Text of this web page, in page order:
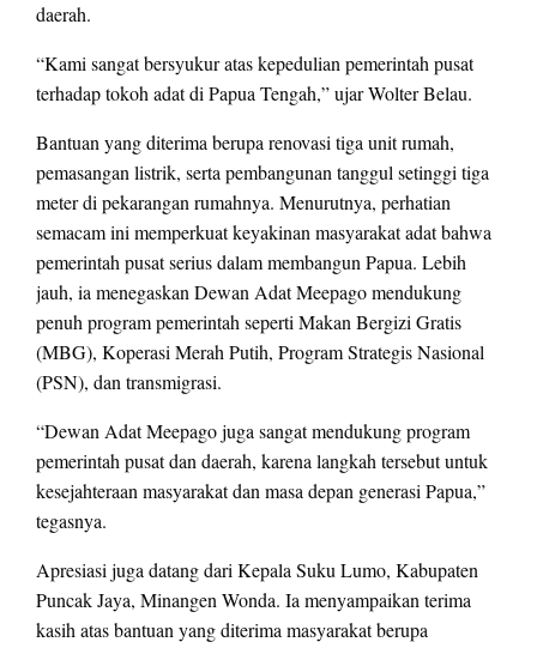
daerah.
“Kami sangat bersyukur atas kepedulian pemerintah pusat
terhadap tokoh adat di Papua Tengah,” ujar Wolter Belau.
Bantuan yang diterima berupa renovasi tiga unit rumah,
pemasangan listrik, serta pembangunan tanggul setinggi tiga
meter di pekarangan rumahnya. Menurutnya, perhatian
semacam ini memperkuat keyakinan masyarakat adat bahwa
pemerintah pusat serius dalam membangun Papua. Lebih
jauh, ia menegaskan Dewan Adat Meepago mendukung
penuh program pemerintah seperti Makan Bergizi Gratis
(MBG), Koperasi Merah Putih, Program Strategis Nasional
(PSN), dan transmigrasi.
“Dewan Adat Meepago juga sangat mendukung program
pemerintah pusat dan daerah, karena langkah tersebut untuk
kesejahteraan masyarakat dan masa depan generasi Papua,”
tegasnya.
Apresiasi juga datang dari Kepala Suku Lumo, Kabupaten
Puncak Jaya, Minangen Wonda. Ia menyampaikan terima
kasih atas bantuan yang diterima masyarakat berupa